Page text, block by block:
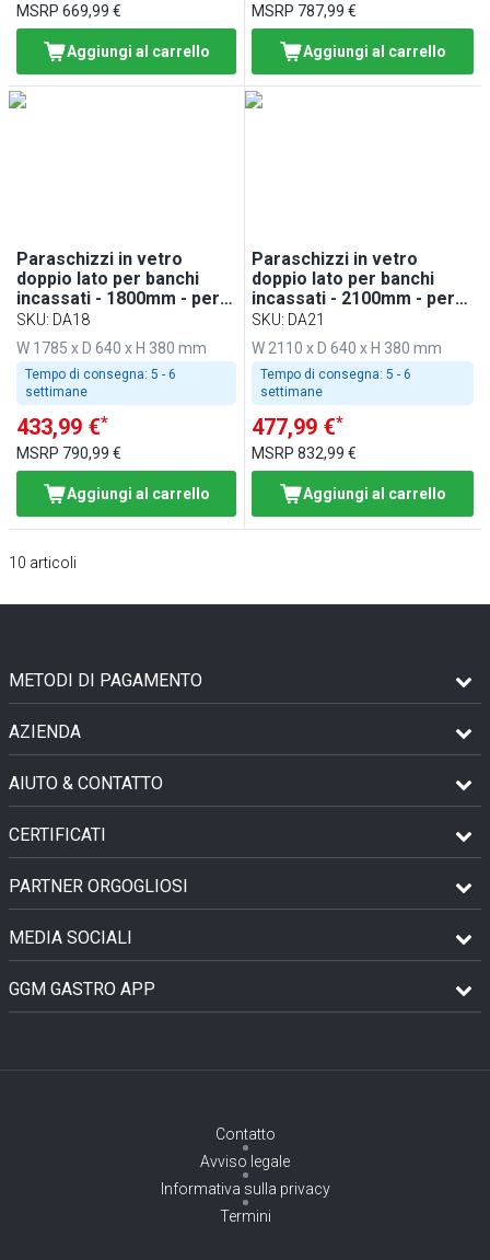
MSRP 669,99 €
Aggiungi al carrello
MSRP 787,99 €
Aggiungi al carrello
Paraschizzi in vetro
doppio lato per banchi
incassati - 1800mm - per
BA186, WA186, KA186,
PA186 & EA186
SKU: DA18
W 1785 x D 640 x H 380 mm
Tempo di consegna: 5 - 6
settimane
433,99 €*
MSRP 790,99 €
Aggiungi al carrello
Paraschizzi in vetro
doppio lato per banchi
incassati - 2100mm - per
BA216, WA216, KA216,
PA216 ed EA216
SKU: DA21
W 2110 x D 640 x H 380 mm
Tempo di consegna: 5 - 6
settimane
477,99 €*
MSRP832,99 €
Aggiungi al carrello
10 articoli
METODI DI PAGAMENTO
AZIENDA
AIUTO & CONTATTO
CERTIFICATI
PARTNER ORGOGLIOSI
MEDIA SOCIALI
GGM GASTRO APP
Contatto
Avviso legale
Informativa sulla privacy
Termini